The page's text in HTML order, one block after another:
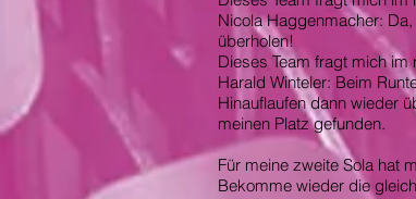
Nicola Haggenmacher:
überholen!
Dieses Team fragt mich
Harald Winteler: Beim
Hinauflaufen dann wieder
meinen Platz gefunden.
Für meine zweite Sola hat
Bekomme wieder die